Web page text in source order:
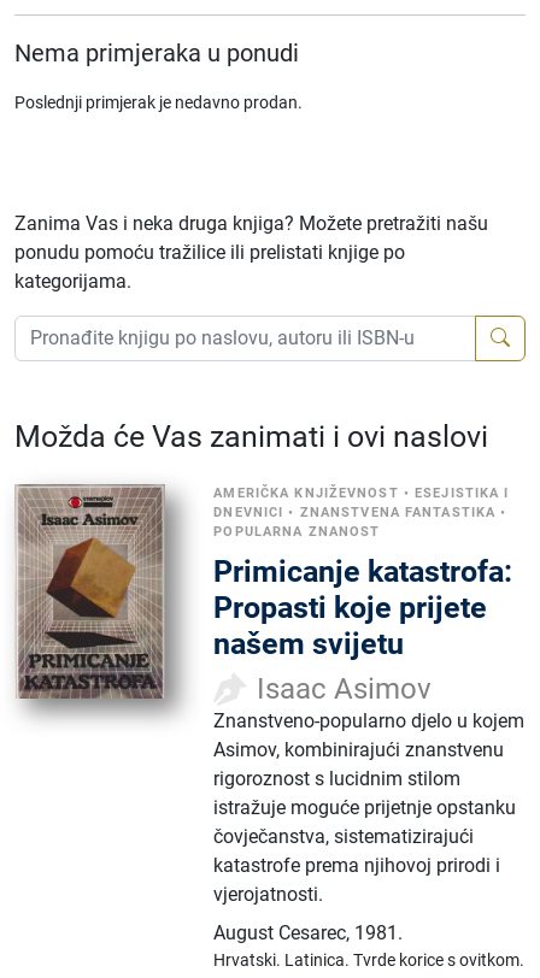
Nema primjeraka u ponudi
Poslednji primjerak je nedavno prodan.
Zanima Vas i neka druga knjiga? Možete pretražiti našu
ponudu pomoću tražilice ili prelistati knjige po
kategorijama.
Možda će Vas zanimati i ovi naslovi
AMERIČKA KNJIŽEVNOST •ESEJISTIKA I
DNEVNICI • ZNANSTVENA FANTASTIKA •
POPULARNA ZNANOST
Primicanje katastrofa:
Propasti koje prijete
našem svijetu
Isaac Asimov
Znanstveno-popularno djelo u kojem
Asimov, kombinirajući znanstvenu
rigoroznost s lucidnim stilom
istražuje moguće prijetnje opstanku
čovječanstva, sistematizirajući
katastrofe prema njihovoj prirodi i
vjerojatnosti.
August Cesarec, 1981.
Hrvatski. Latinica.Tvrde korice s ovitkom.